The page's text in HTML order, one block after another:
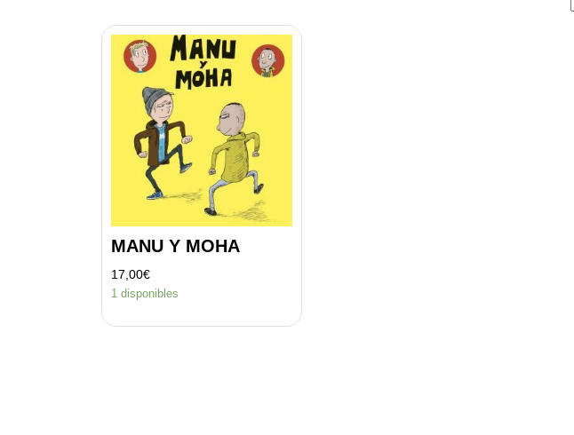
MANU Y MOHA
17,00€
1 disponibles